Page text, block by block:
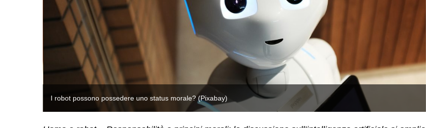
I robot possono possedere uno status morale? (Pixabay)